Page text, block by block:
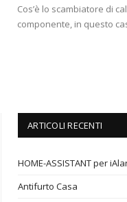
Cos’è lo scambiatore di
componente, in questo
ARTICOLI RECENTI
HOME-ASSISTANT per
Antifurto Casa